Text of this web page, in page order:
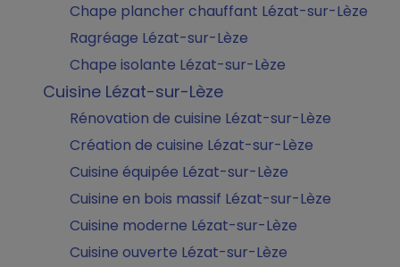
Chape plancher chauffant Lézat-sur-Lèze
Ragréage Lézat-sur-Lèze
Chape isolante Lézat-sur-Lèze
Cuisine Lézat-sur-Lèze
Rénovation de cuisine Lézat-sur-Lèze
Création de cuisine Lézat-sur-Lèze
Cuisine équipée Lézat-sur-Lèze
Cuisine en bois massif Lézat-sur-Lèze
Cuisine moderne Lézat-sur-Lèze
Cuisine ouverte Lézat-sur-Lèze